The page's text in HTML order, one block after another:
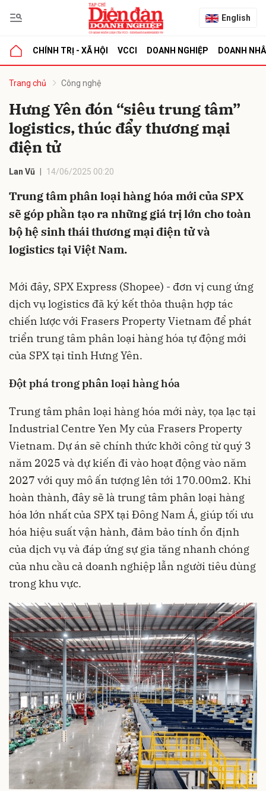
English
CHÍNH TRỊ - XÃ HỘI VCCI DOANH NGHIỆP DOANH
Trang chủ Công nghệ
Hưng Yên đón “siêu trung tâm”
logistics, thúc đẩy thương mại
điện tử
Lan Vũ 14/06/2025 00:20
Trung tâm phân loại hàng hóa mới của SPX
sẽ góp phần tạo ra những giá trị lớn cho toàn
bộ hệ sinh thái thương mại điện tử và
logistics tại Việt Nam.
Mới đây, SPX Express (Shopee) - đơn vị cung ứng
dịch vụ logistics đã ký kết thỏa thuận hợp tác
chiến lược với Frasers Property Vietnam để phát
triển trung tâm phân loại hàng hóa tự động mới
của SPX tại tỉnh Hưng Yên.
Đột phá trong phân loại hàng hóa
Trung tâm phân loại hàng hóa mới này, tọa lạc tại
Industrial Centre Yen My của Frasers Property
Vietnam. Dự án sẽ chính thức khởi công từ quý 3
năm 2025 và dự kiến đi vào hoạt động vào năm
2027 với quy mô ấn tượng lên tới 170.00m2. Khi
hoàn thành, đây sẽ là trung tâm phân loại hàng
hóa lớn nhất của SPX tại Đông Nam Á, giúp tối ưu
hóa hiệu suất vận hành, đảm bảo tính ổn định
của dịch vụ và đáp ứng sự gia tăng nhanh chóng
của nhu cầu cả doanh nghiệp lẫn người tiêu dùng
trong khu vực.
luận
Hủy